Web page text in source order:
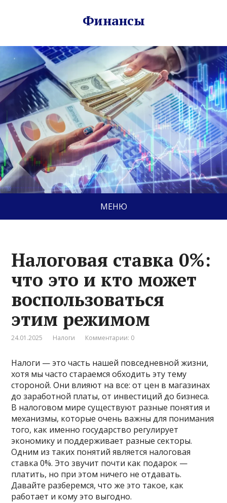
Финансы
МЕНЮ
Налоговая ставка 0%:
что это и кто может
воспользоваться
этим режимом
24.01.2025 Налоги Комментарии: 0
Налоги — это часть нашей повседневной жизни,
хотя мы часто стараемся обходить эту тему
стороной. Они влияют на все: от цен в магазинах
до заработной платы, от инвестиций до бизнеса.
В налоговом мире существуют разные понятия и
механизмы, которые очень важны для понимания
того, как именно государство регулирует
экономику и поддерживает разные секторы.
Одним из таких понятий является налоговая
ставка 0%. Это звучит почти как подарок —
платить, но при этом ничего не отдавать.
Давайте разберемся, что же это такое, как
работает и кому это выгодно.